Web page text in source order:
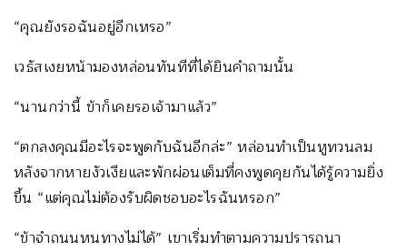
“คุณยังรอฉันอยู่อีกเหรอ”
เวธัสเงยหน้ามองหล่อนทันทีที่ได้ยินคำถามนั้น
“นานกว่านี้ ข้าก็เคยรอเจ้ามาแล้ว”
“ตกลงคุณมีอะไรจะพูดกับฉันอีกล่ะ” หล่อนทำเป็นหูทวนลม
หลังจากหายงัวเงียและพักผ่อนเต็มที่คงพูดคุยกันได้รู้ความยิ่ง
ขึ้น “แต่คุณไม่ต้องรับผิดชอบอะไรฉันหรอก”
“ข้าจำถนนหนทางไม่ได้” เขาเริ่มทำตามความปรารถนา